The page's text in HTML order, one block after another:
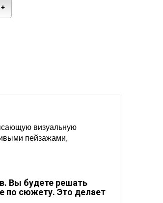
+
визуальную
пейзажами,
Вы будете решать
по сюжету. Это делает